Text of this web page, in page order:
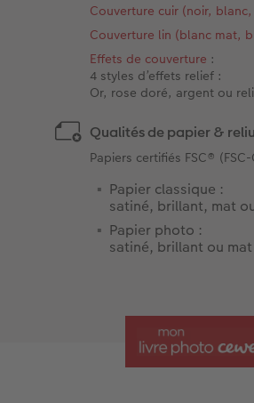
Couverture cuir (noir,
Couverture lin (blanc mat,
Effets de couverture :
4 styles d’effets relief :
Or, rose doré, argent ou
Qualités de papier &
Papiers certifiés FSC® (FSC-
Papier classique :
satiné, brillant, mat
Papier photo :
satiné, brillant ou mat